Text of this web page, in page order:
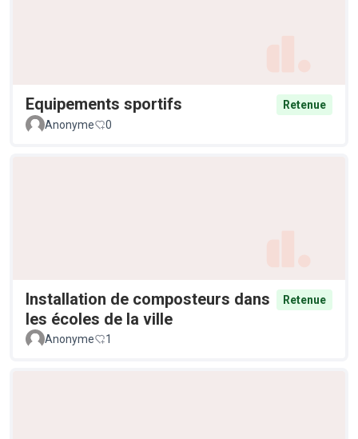
Equipements sportifs
Retenue
Anonyme
0
Installation de composteurs dans
les écoles de la ville
Retenue
Anonyme 1